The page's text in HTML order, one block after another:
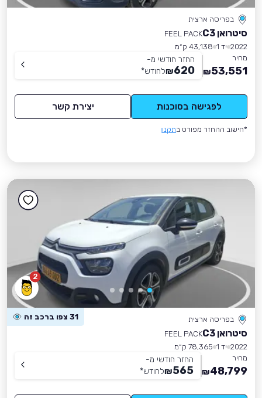
בפריסה ארצית
סיטרואן C3
FEEL PACK
2022 יד 1
43,138 ק״מ
מחיר
53,551
₪
החזר חודשי מ-
620
₪לחודש*
לפגישה בסוכנות יצירת קשר
*חישוב ההחזר מפורט בתקנון
2
בפריסה ארצית 31 צפו ברכב זה
סיטרואן C3
FEEL PACK
2022 יד 1
78,365 ק״מ
מחיר
48,799
₪
החזר חודשי מ-
565
₪לחודש*